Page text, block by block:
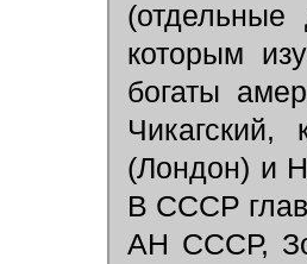
которым
богаты
(Лондон) и
В СССР
АН СССР,